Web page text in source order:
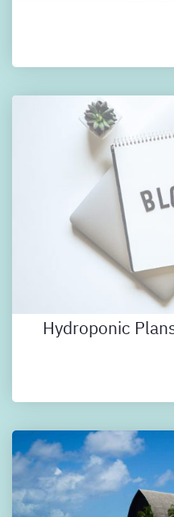
Hydroponic